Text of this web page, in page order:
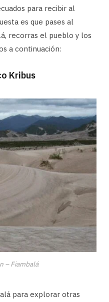
para recibir al
es que pases al
recorras el pueblo y los
a continuación:
Kribus
– Fiambalá
para explorar otras